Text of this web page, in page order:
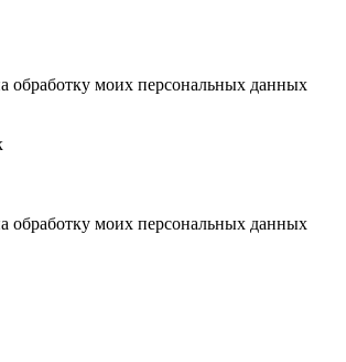
обработку моих персональных данных
обработку моих персональных данных